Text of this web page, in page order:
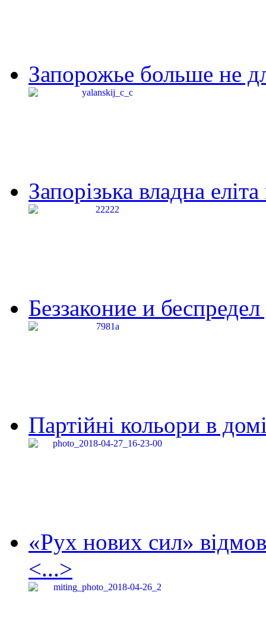
Запорожье больше не
Запорізька владна
Беззаконие и
Партійні кольори в
«Рух нових сил»
<...>